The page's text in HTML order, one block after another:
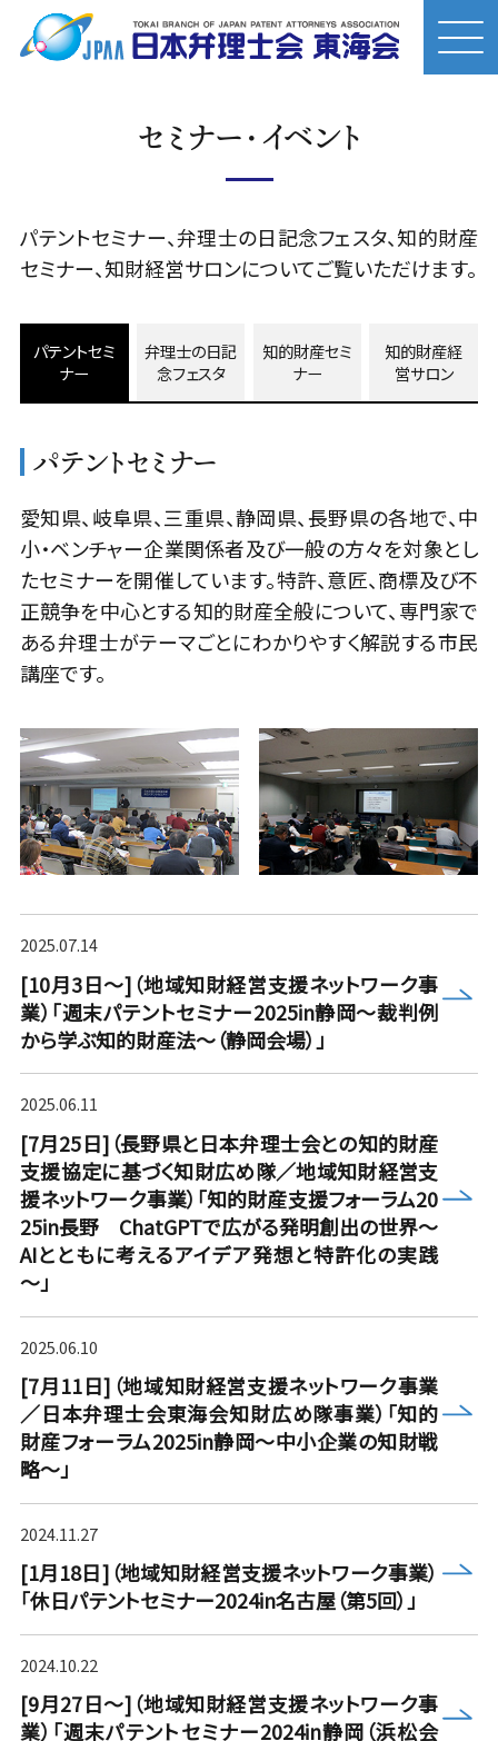
セミナー・イベント
パテントセミナー、弁理士の日記念フェスタ、知的財産
セミナー、知財経営サロンについてご覧いただけます。
パテントセミ
ナー
弁理士の日記
念フェスタ
知的財産セミ
ナー
知的財産経
営サロン
パテントセミナー
愛知県、岐阜県、三重県、静岡県、長野県の各地で、中
小・ベンチャー企業関係者及び一般の方々を対象とし
たセミナーを開催しています。特許、意匠、商標及び不
正競争を中心とする知的財産全般について、専門家で
ある弁理士がテーマごとにわかりやすく解説する市民
講座です。
[10月3日～]（地域知財経営支援ネットワーク事
業）「週末パテントセミナー2025in静岡～裁判例
から学ぶ知的財産法～（静岡会場）」
2025.07.14
more
[7月25日]（長野県と日本弁理士会との知的財産
支援協定に基づく知財広め隊／地域知財経営支
援ネットワーク事業）「知的財産支援フォーラム20
25in長野 ChatGPTで広がる発明創出の世界～
AIとともに考えるアイデア発想と特許化の実践
～」
2025.06.11
more
[7月11日]（地域知財経営支援ネットワーク事業
／日本弁理士会東海会知財広め隊事業）「知的
財産フォーラム2025in静岡～中小企業の知財戦
略～」
2025.06.10
more
[1月18日]（地域知財経営支援ネットワーク事業）
「休日パテントセミナー2024in名古屋（第5回）」
2024.11.27
more
[9月27日～]（地域知財経営支援ネットワーク事
業）「週末パテントセミナー2024in静岡（浜松会
2024.10.22
more